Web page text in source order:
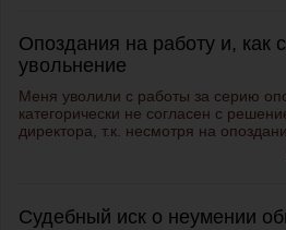
Опоздания на работу и, как
увольнение
Меня уволили с работы за серию
категорически не согласен с
директора, т.к. несмотря на
Судебный иск о неумении